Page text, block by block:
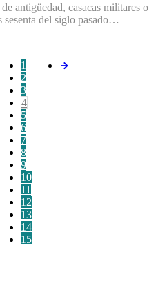
antigüedad, casacas militares o
sesenta del siglo pasado…
1
2
3
4
5
6
7
8
9
10
11
12
13
14
15